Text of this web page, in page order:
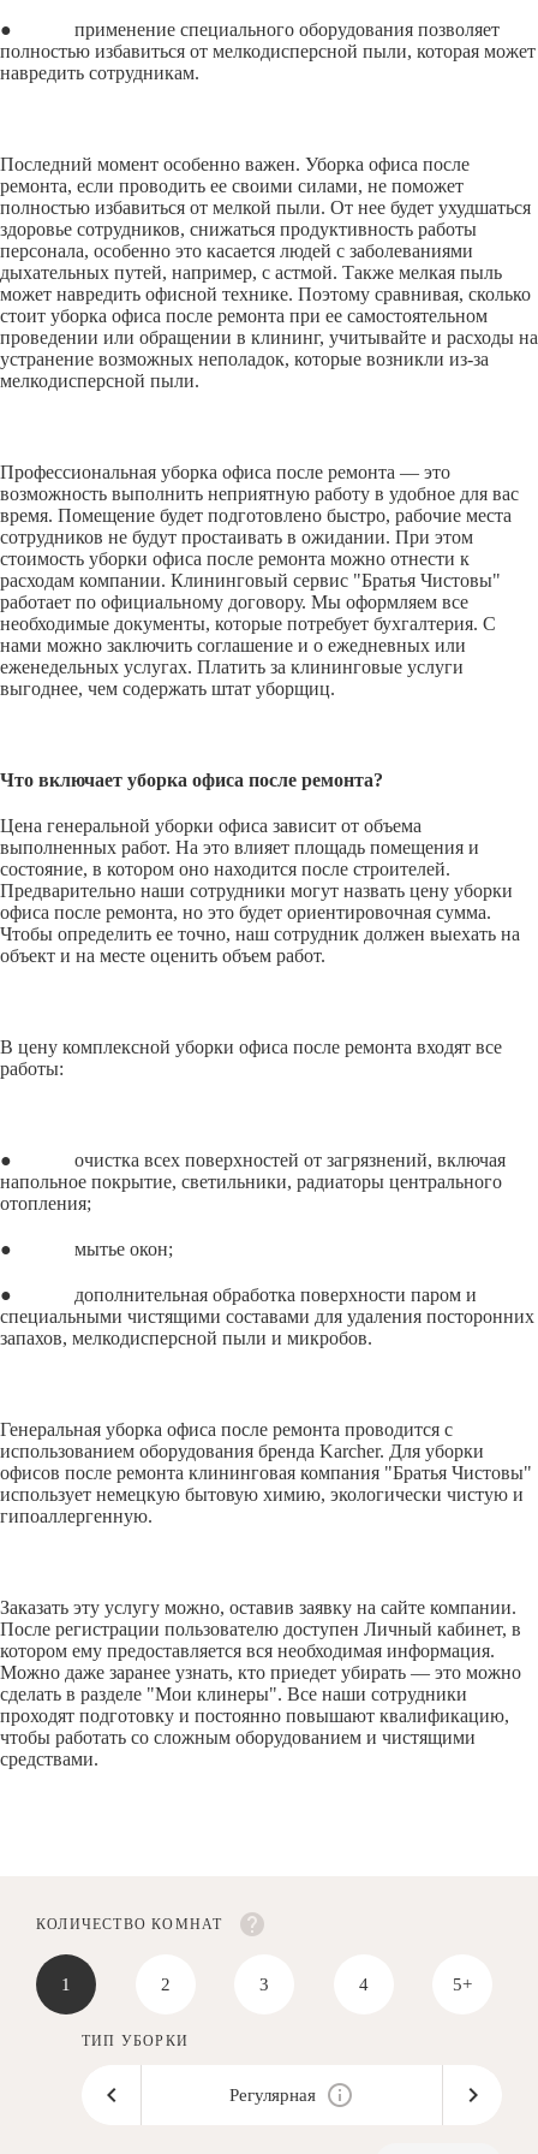
● применение специального оборудования позволяет
полностью избавиться от мелкодисперсной пыли, которая может
навредить сотрудникам.
Последний момент особенно важен. Уборка офиса после
ремонта, если проводить ее своими силами, не поможет
полностью избавиться от мелкой пыли. От нее будет ухудшаться
здоровье сотрудников, снижаться продуктивность работы
персонала, особенно это касается людей с заболеваниями
дыхательных путей, например, с астмой. Также мелкая пыль
может навредить офисной технике. Поэтому сравнивая, сколько
стоит уборка офиса после ремонта при ее самостоятельном
проведении или обращении в клининг, учитывайте и расходы на
устранение возможных неполадок, которые возникли из-за
мелкодисперсной пыли.
Профессиональная уборка офиса после ремонта — это
возможность выполнить неприятную работу в удобное для вас
время. Помещение будет подготовлено быстро, рабочие места
сотрудников не будут простаивать в ожидании. При этом
стоимость уборки офиса после ремонта можно отнести к
расходам компании. Клининговый сервис "Братья Чистовы"
работает по официальному договору. Мы оформляем все
необходимые документы, которые потребует бухгалтерия. С
нами можно заключить соглашение и о ежедневных или
еженедельных услугах. Платить за клининговые услуги
выгоднее, чем содержать штат уборщиц.
Что включает уборка офиса после ремонта?
Цена генеральной уборки офиса зависит от объема
выполненных работ. На это влияет площадь помещения и
состояние, в котором оно находится после строителей.
Предварительно наши сотрудники могут назвать цену уборки
офиса после ремонта, но это будет ориентировочная сумма.
Чтобы определить ее точно, наш сотрудник должен выехать на
объект и на месте оценить объем работ.
В цену комплексной уборки офиса после ремонта входят все
работы:
● очистка всех поверхностей от загрязнений, включая
напольное покрытие, светильники, радиаторы центрального
отопления;
● мытье окон;
● дополнительная обработка поверхности паром и
специальными чистящими составами для удаления посторонних
запахов, мелкодисперсной пыли и микробов.
Генеральная уборка офиса после ремонта проводится с
использованием оборудования бренда Karcher. Для уборки
офисов после ремонта клининговая компания "Братья Чистовы"
использует немецкую бытовую химию, экологически чистую и
гипоаллергенную.
Заказать эту услугу можно, оставив заявку на сайте компании.
После регистрации пользователю доступен Личный кабинет, в
котором ему предоставляется вся необходимая информация.
Можно даже заранее узнать, кто приедет убирать — это можно
сделать в разделе "Мои клинеры". Все наши сотрудники
проходят подготовку и постоянно повышают квалификацию,
чтобы работать со сложным оборудованием и чистящими
средствами.
КОЛИЧЕСТВО КОМНАТ
1 2 3 4 5+
ТИП УБОРКИ
Регулярная